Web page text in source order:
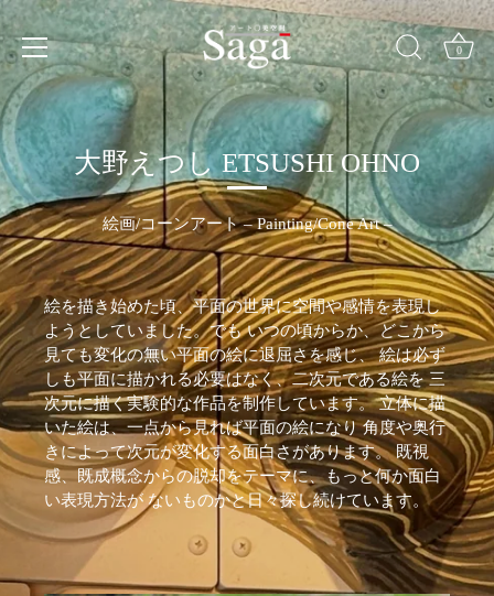
Skip
to
content
0
大野えつしETSUSHI OHNO
絵画/コーンアート – Painting/Cone Art –
絵を描き始めた頃、平面の世界に空間や感情を表現し
ようとしていました。でも いつの頃からか、どこから
見ても変化の無い平面の絵に退屈さを感じ、 絵は必ず
しも平面に描かれる必要はなく、二次元である絵を 三
次元に描く実験的な作品を制作しています。 立体に描
いた絵は、一点から見れば平面の絵になり 角度や奥行
きによって次元が変化する面白さがあります。 既視
感、既成概念からの脱却をテーマに、もっと何か面白
い表現方法が ないものかと日々探し続けています。